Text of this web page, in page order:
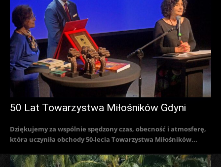
50 Lat Towarzystwa Miłośników Gdyni
Dziękujemy za wspólnie spędzony czas, obecność i atmosferę,
która uczyniła obchody 50-lecia Towarzystwa Miłośników...